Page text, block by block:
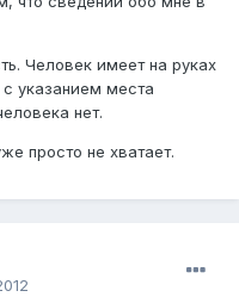
Человек имеет на руках
с указанием места
нет.
просто не хватает.